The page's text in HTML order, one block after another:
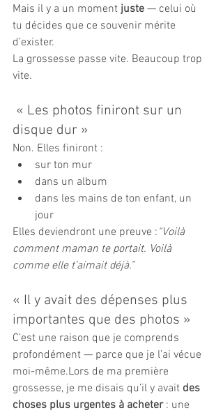
Mais il y a un moment juste — celui où
tu décides que ce souvenir mérite
d’exister.
La grossesse passe vite. Beaucoup trop
vite.
disque dur »
Non. Elles finiront :
sur ton mur
dans un album
dans les mains de ton enfant, un
jour
Elles deviendront une preuve : “Voilà
comment maman te portait. Voilà
comme elle t’aimait déjà.”
« Il y avait des dépenses plus
importantes que des photos »
C’est une raison que je comprends
profondément — parce que je l’ai vécue
moi-même.Lors de ma première
grossesse, je me disais qu’il y avait des
choses plus urgentes à acheter : une